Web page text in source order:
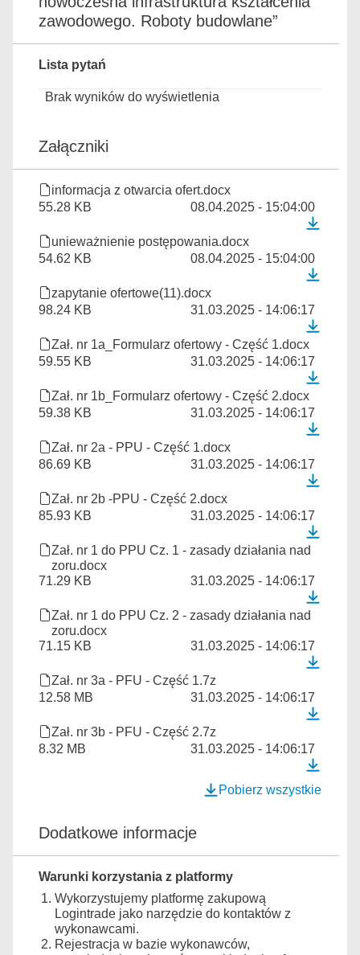
zawodowego. Roboty budowlane”
Lista pytań
Brak wyników do wyświetlenia
Załączniki
informacja z otwarcia ofert.docx
55.28 KB
08.04.2025 - 15:04:00
unieważnienie postępowania.docx
54.62 KB
08.04.2025 - 15:04:00
zapytanie ofertowe(11).docx
98.24 KB
31.03.2025 - 14:06:17
Zał. nr 1a_Formularz ofertowy - Część 1.docx
59.55 KB
31.03.2025 - 14:06:17
Zał. nr 1b_Formularz ofertowy - Część 2.docx
59.38 KB
31.03.2025 - 14:06:17
Zał. nr 2a - PPU - Część 1.docx
86.69 KB
31.03.2025 - 14:06:17
Zał. nr 2b -PPU - Część 2.docx
85.93 KB
31.03.2025 - 14:06:17
Zał. nr 1 do PPU Cz. 1 - zasady działania nad
zoru.docx
71.29 KB
31.03.2025 - 14:06:17
Zał. nr 1 do PPU Cz. 2 - zasady działania nad
zoru.docx
71.15 KB
31.03.2025 - 14:06:17
Zał. nr 3a - PFU - Część 1.7z
12.58 MB
31.03.2025 - 14:06:17
Zał. nr 3b - PFU - Część 2.7z
8.32 MB
31.03.2025 - 14:06:17
Pobierz wszystkie
Dodatkowe informacje
Warunki korzystania z platformy
Wykorzystujemy platformę zakupową
Logintrade jako narzędzie do kontaktów z
wykonawcami.
Rejestracja w bazie wykonawców,